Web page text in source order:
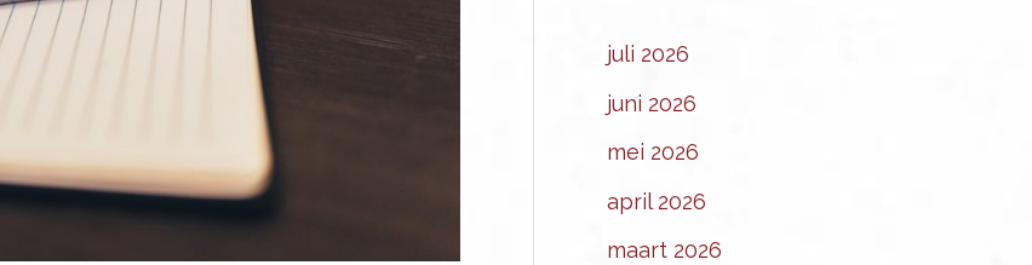
juli 2026
juni 2026
mei 2026
april 2026
maart 2026